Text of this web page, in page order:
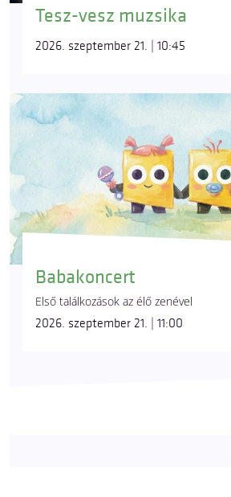
Tesz-vesz muzsika
2026. szeptember 21. | 10:45
Babakoncert
Első találkozások az élő zenével
2026. szeptember 21. | 11:00